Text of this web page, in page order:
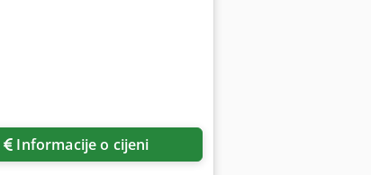
Informacije o cijeni